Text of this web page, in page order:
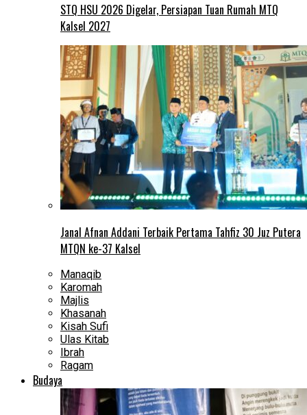
STQ HSU 2026 Digelar, Persiapan Tuan Rumah MTQ
Kalsel 2027
Janal Afnan Addani Terbaik Pertama Tahfiz 30 Juz Putera
MTQN ke-37 Kalsel
Manaqib
Karomah
Majlis
Khasanah
Kisah Sufi
Ulas Kitab
Ibrah
Ragam
Budaya